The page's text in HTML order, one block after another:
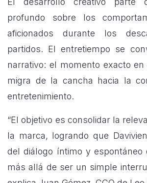
profundo sobre los
aficionados durante los
partidos. El entretiempo se
narrativo: el momento exacto
migra de la cancha hacia la
entretenimiento.
“El objetivo es consolidar la
la marca, logrando que
del diálogo íntimo y espontáneo
más allá de ser un simple